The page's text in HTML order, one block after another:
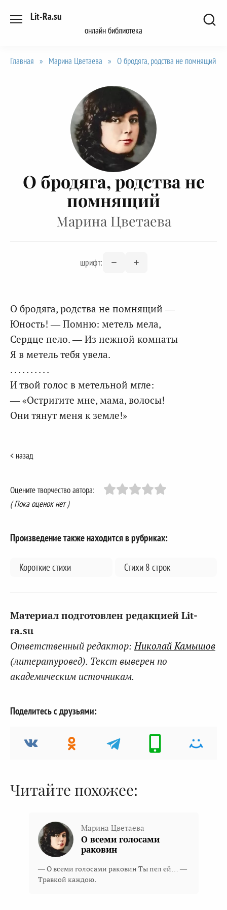
Lit-Ra.su
онлайн библиотека
Главная » Марина Цветаева » О бродяга, родства не помнящий
О бродяга, родства не
помнящий
Марина Цветаева
шрифт:
О бродяга, родства не помнящий —
Юность! — Помню: метель мела,
Сердце пело. — Из нежной комнаты
Я в метель тебя увела.
. . . . . . . . . .
И твой голос в метельной мгле:
— «Остригите мне, мама, волосы!
Они тянут меня к земле!»
< назад
Оцените творчество автора:
( Пока оценок нет )
Произведение также находится в рубриках:
Короткие стихи Стихи 8 строк
Материал подготовлен редакцией Lit-
ra.su
Ответственный редактор:Николай Камышов
(литературовед). Текст выверен по
академическим источникам.
Поделитесь с друзьями:
Читайте похожее:
Марина Цветаева
О всеми голосами
раковин
— О всеми голосами раковин Ты пел ей… —
Травкой каждою.